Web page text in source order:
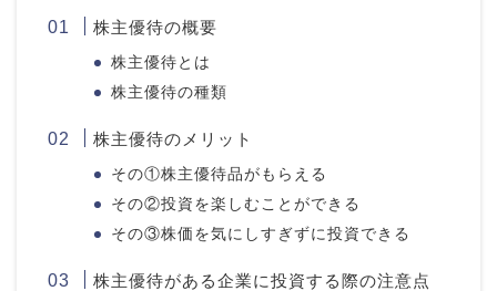
株主優待の概要
株主優待とは
株主優待の種類
株主優待のメリット
その①株主優待品がもらえる
その②投資を楽しむことができる
その③株価を気にしすぎずに投資できる
株主優待がある企業に投資する際の注意点